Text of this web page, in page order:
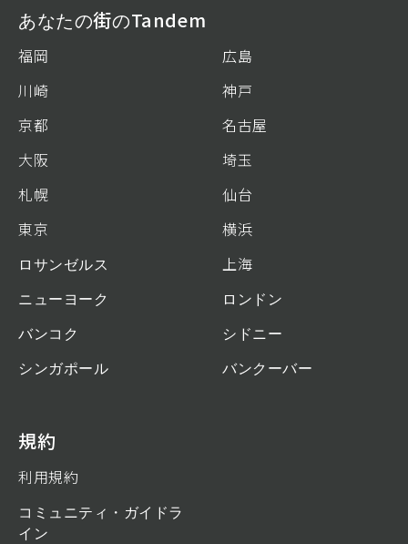
あなたの街のTandem
福岡
広島
川崎
神戸
京都
名古屋
大阪
埼玉
札幌
仙台
東京
横浜
ロサンゼルス
上海
ニューヨーク
ロンドン
バンコク
シドニー
シンガポール
バンクーバー
規約
利用規約
コミュニティ・ガイドラ
イン